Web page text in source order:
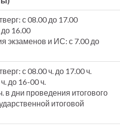
с 08.00 до 17.00
16.00
экзаменов и ИС: с 7.00 до
с 08.00 ч. до 17.00 ч.
до 16-00 ч.
в дни проведения итогового
итоговой